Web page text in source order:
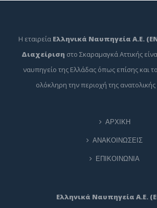
Η εταιρεία Ελληνικά Ναυπηγεία Α.Ε.
Διαχείριση στο Σκαραμαγκά Αττικής
ναυπηγείο της Ελλάδας όπως επίσης και
ολόκληρη την περιοχή της
ΑΡΧΙΚΗ
ΑΝΑΚΟΙΝΩΣΕΙΣ
ΕΠΙΚΟΙΝΩΝΙΑ
Ελληνικά Ναυπηγεία Α.Ε.